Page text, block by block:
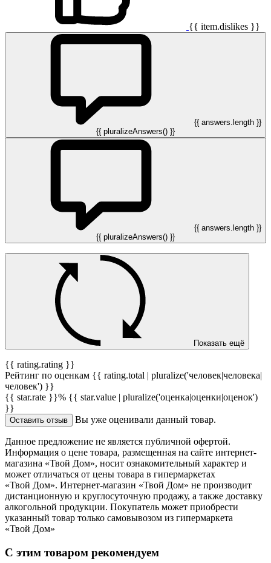
{{ item.dislikes }}
{{ answers.length }}
{{ pluralizeAnswers() }}
{{ answers.length }}
{{ pluralizeAnswers() }}
Показать ещё
{{ rating.rating }}
Рейтинг по оценкам {{ rating.total | pluralize('человек|человека|
человек') }}
{{ star.rate }}% {{ star.value | pluralize('оценка|оценки|оценок')
}}
Оставить отзыв Вы уже оценивали данный товар.
Данное предложение не является публичной офертой.
Информация о цене товара, размещенная на сайте интернет-
магазина «Твой Дом», носит ознакомительный характер и
может отличаться от цены товара в гипермаркетах
«Твой Дом». Интернет-магазин «Твой Дом» не производит
дистанционную и круглосуточную продажу, а также доставку
алкогольной продукции. Покупатель может приобрести
указанный товар только самовывозом из гипермаркета
«Твой Дом»
С этим товаром рекомендуем